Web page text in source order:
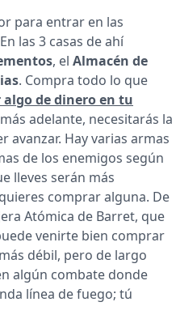
para entrar en las
las 3 casas de ahí
, el Almacén de
. Compra todo lo que
de dinero en tu
adelante, necesitarás la
avanzar. Hay varias armas
de los enemigos según
lleves serán más
comprar alguna. De
Atómica de Barret, que
venirte bien comprar
débil, pero de largo
algún combate donde
línea de fuego; tú